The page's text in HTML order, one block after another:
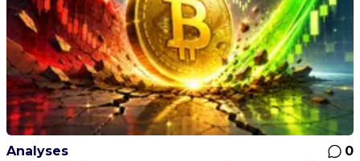
Analyses
0